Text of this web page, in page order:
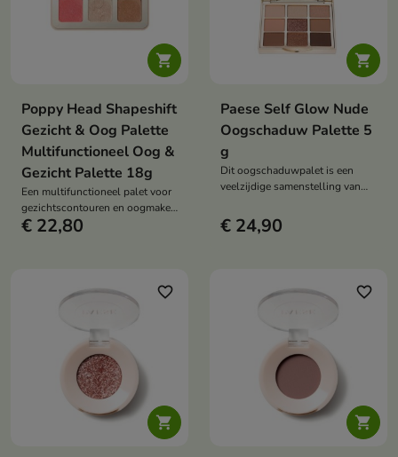

Poppy Head Shapeshift
Gezicht & Oog Palette
Multifunctioneel Oog &
Gezicht Palette 18g
Een multifunctioneel palet voor
gezichtscontouren en oogmake-
up waarmee je de teint kunt
€ 22,80

Paese Self Glow Nude
Oogschaduw Palette 5
g
Dit oogschaduwpalet is een
veelzijdige samenstelling van
makkelijk te blenden formule.
Het stelt je in staat om vloeiende
te passen aan elke gelegenheid,
van subtiel tot opvallend.
€ 24,90

favorite_border

favorite_border